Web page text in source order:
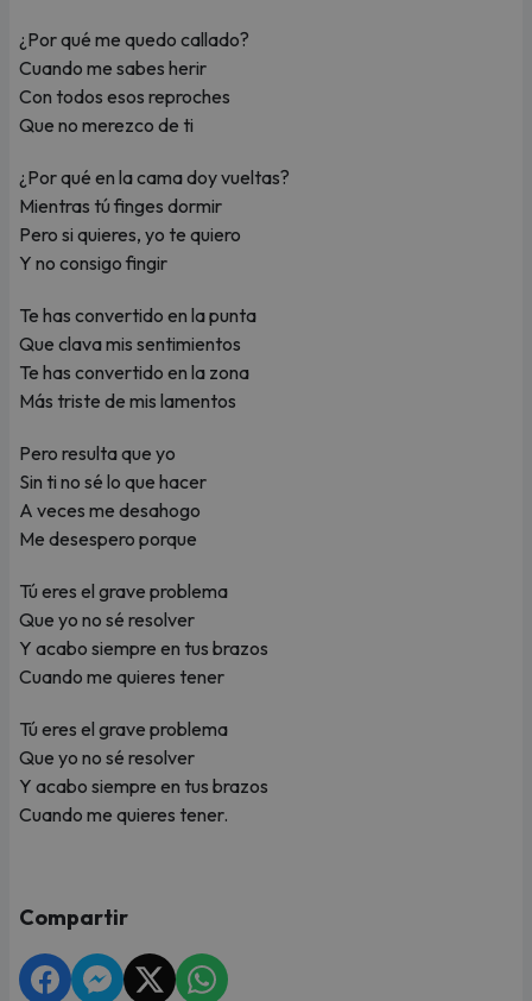
¿Por qué me quedo callado?
Cuando me sabes herir
Con todos esos reproches
Que no merezco de ti
¿Por qué en la cama doy vueltas?
Mientras tú finges dormir
Pero si quieres, yo te quiero
Y no consigo fingir
Te has convertido en la punta
Que clava mis sentimientos
Te has convertido en la zona
Más triste de mis lamentos
Pero resulta que yo
Sin ti no sé lo que hacer
A veces me desahogo
Me desespero porque
Tú eres el grave problema
Que yo no sé resolver
Y acabo siempre en tus brazos
Cuando me quieres tener
Tú eres el grave problema
Que yo no sé resolver
Y acabo siempre en tus brazos
Cuando me quieres tener.
Compartir